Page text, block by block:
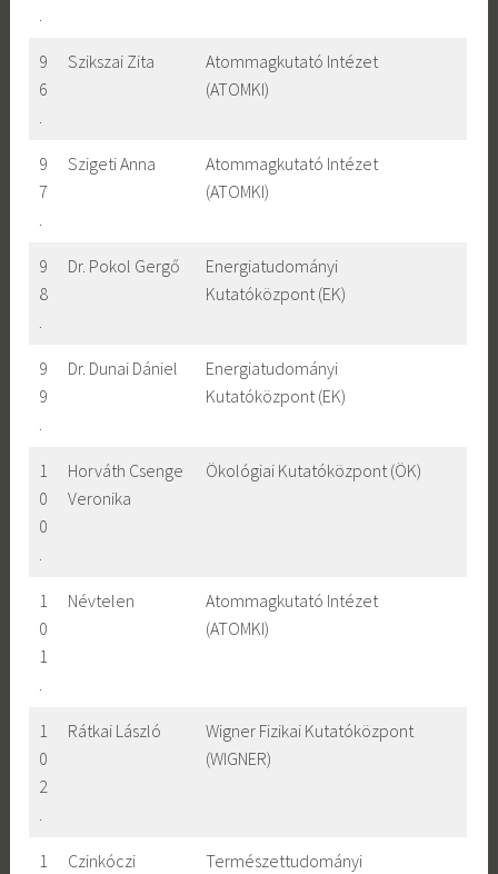
.
9
6
.
Szikszai Zita
Atommagkutató Intézet
(ATOMKI)
9
7
.
Szigeti Anna
Atommagkutató Intézet
(ATOMKI)
9
8
.
Dr. Pokol Gergő
Energiatudományi
Kutatóközpont (EK)
9
9
.
Dr. Dunai Dániel
Energiatudományi
Kutatóközpont (EK)
1
0
0
.
Horváth Csenge
Veronika
Ökológiai Kutatóközpont (ÖK)
1
0
1
.
Névtelen
Atommagkutató Intézet
(ATOMKI)
1
0
2
.
Rátkai László
Wigner Fizikai Kutatóközpont
(WIGNER)
1
Czinkóczi
Természettudományi